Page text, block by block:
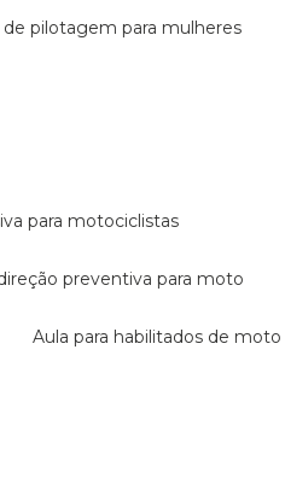
de pilotagem para mulheres
para motociclistas
direção preventiva para moto
aula para habilitados de moto